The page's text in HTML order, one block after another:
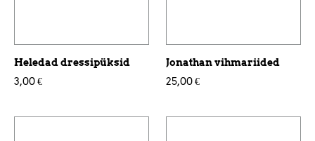
Heledad dressipüksid
3,00 €
Jonathan vihmariided
25,00 €